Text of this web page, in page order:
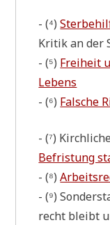
- (⁴)
Kri­tik an der
- (⁵) Frei­heit
Lebens
- (⁶) Fal­sche
- (⁷)
Befri­stung
- (⁸)
- (⁹)
recht bleibt